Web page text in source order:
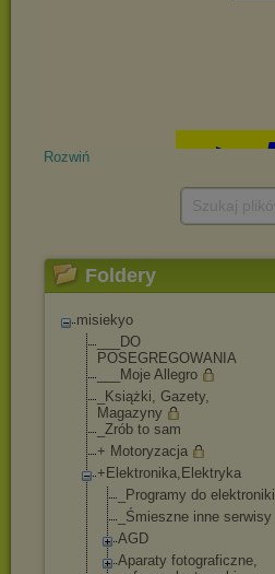
Rozwiń
Foldery
misiekyo
___DO
POSEGREGOWANIA
___Moje Allegro
_Książki, Gazety,
Magazyny
_Zrób to sam
+ Motoryzacja
+Elektronika,Elektryka
_Programy do elektroniki
_Śmieszne inne serwisy
AGD
Aparaty fotograficzne,